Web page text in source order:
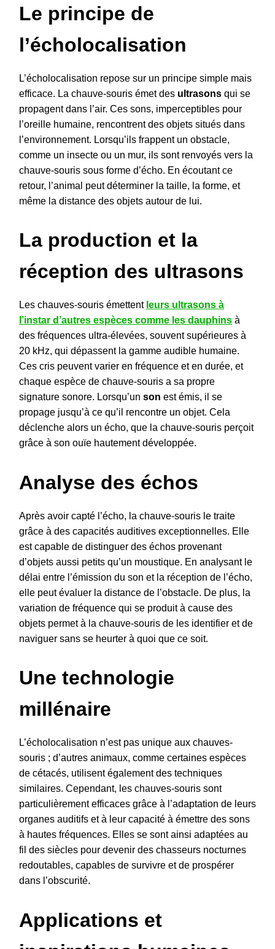
Le principe de
l’écholocalisation
L’écholocalisation repose sur un principe simple mais
efficace. La chauve-souris émet des ultrasons qui se
propagent dans l’air. Ces sons, imperceptibles pour
l’oreille humaine, rencontrent des objets situés dans
l’environnement. Lorsqu’ils frappent un obstacle,
comme un insecte ou un mur, ils sont renvoyés vers la
chauve-souris sous forme d’écho. En écoutant ce
retour, l’animal peut déterminer la taille, la forme, et
même la distance des objets autour de lui.
La production et la
réception des ultrasons
Les chauves-souris émettent leurs ultrasons à
l’instar d’autres espèces comme les dauphins à
des fréquences ultra-élevées, souvent supérieures à
20 kHz, qui dépassent la gamme audible humaine.
Ces cris peuvent varier en fréquence et en durée, et
chaque espèce de chauve-souris a sa propre
signature sonore. Lorsqu’un son est émis, il se
propage jusqu’à ce qu’il rencontre un objet. Cela
déclenche alors un écho, que la chauve-souris perçoit
grâce à son ouïe hautement développée.
Analyse des échos
Après avoir capté l’écho, la chauve-souris le traite
grâce à des capacités auditives exceptionnelles. Elle
est capable de distinguer des échos provenant
d’objets aussi petits qu’un moustique. En analysant le
délai entre l’émission du son et la réception de l’écho,
elle peut évaluer la distance de l’obstacle. De plus, la
variation de fréquence qui se produit à cause des
objets permet à la chauve-souris de les identifier et de
naviguer sans se heurter à quoi que ce soit.
Une technologie
millénaire
L’écholocalisation n’est pas unique aux chauves-
souris ; d’autres animaux, comme certaines espèces
de cétacés, utilisent également des techniques
similaires. Cependant, les chauves-souris sont
particulièrement efficaces grâce à l’adaptation de leurs
organes auditifs et à leur capacité à émettre des sons
à hautes fréquences. Elles se sont ainsi adaptées au
fil des siècles pour devenir des chasseurs nocturnes
redoutables, capables de survivre et de prospérer
dans l’obscurité.
Applications et